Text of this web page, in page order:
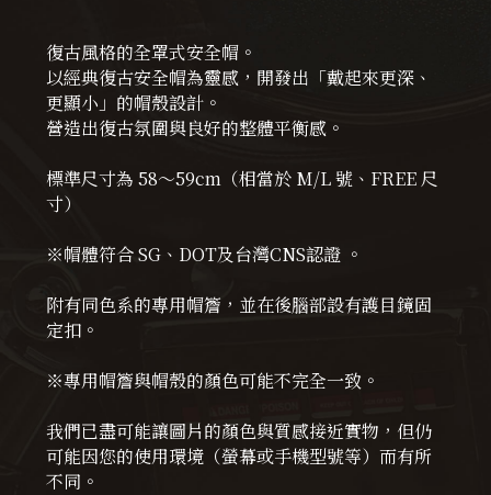
復古風格的全罩式安全帽。
以經典復古安全帽為靈感，開發出「戴起來更深、
更顯小」的帽殼設計。
營造出復古氛圍與良好的整體平衡感。
標準尺寸為 58～59cm（相當於 M/L 號、FREE 尺
寸）
※帽體符合 SG、DOT及台灣CNS認證 。
附有同色系的專用帽簷，並在後腦部設有護目鏡固
定扣。
※專用帽簷與帽殼的顏色可能不完全一致。
我們已盡可能讓圖片的顏色與質感接近實物，但仍
可能因您的使用環境（螢幕或手機型號等）而有所
不同。